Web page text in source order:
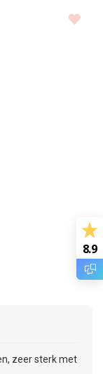
zeer sterk met
8.9